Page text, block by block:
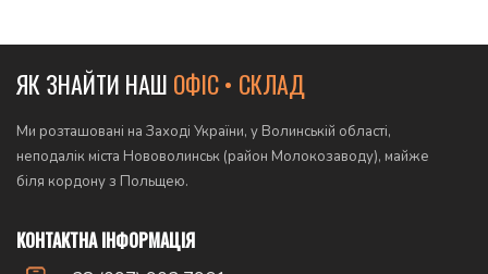
ЯК ЗНАЙТИ НАШ ОФІС • СКЛАД
Ми розташовані на Заході України, у Волинській області,
неподалік міста Нововолинськ (район Молокозаводу), майже
біля кордону з Польщею.
КОНТАКТНА ІНФОРМАЦІЯ